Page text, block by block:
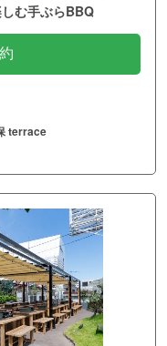
む手ぶらBBQ
terrace